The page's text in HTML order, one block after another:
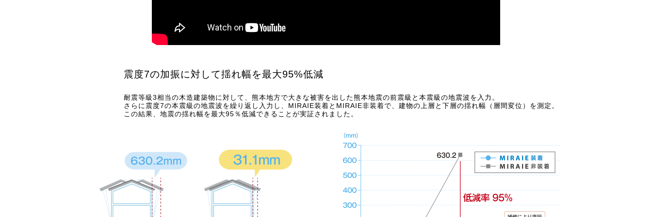
震度7の加振に対して揺れ幅を最大95%低減
耐震等級3相当の木造建築物に対して、熊本地方で大きな被害を出した熊本地震の前震級と本震級の地震波を入力。
さらに震度7の本震級の地震波を繰り返し入力し、MIRAIE装着とMIRAIE非装着で、建物の上層と下層の揺れ幅（層間変位）を測定。
この結果、地震の揺れ幅を最大95％低減できることが実証されました。